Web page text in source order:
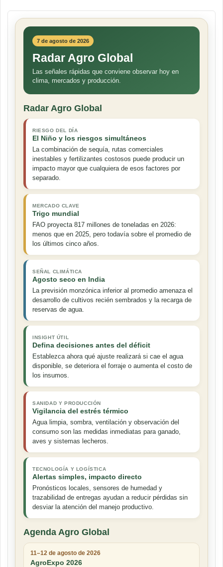
7 de agosto de 2026
Radar Agro Global
Las señales rápidas que conviene observar hoy en
clima, mercados y producción.
Radar Agro Global
RIESGO DEL DÍA
El Niño y los riesgos simultáneos
La combinación de sequía, rutas comerciales
inestables y fertilizantes costosos puede producir un
impacto mayor que cualquiera de esos factores por
separado.
MERCADO CLAVE
Trigo mundial
FAO proyecta 817 millones de toneladas en 2026:
menos que en 2025, pero todavía sobre el promedio de
los últimos cinco años.
SEÑAL CLIMÁTICA
Agosto seco en India
La previsión monzónica inferior al promedio amenaza el
desarrollo de cultivos recién sembrados y la recarga de
reservas de agua.
INSIGHT ÚTIL
Defina decisiones antes del déficit
Establezca ahora qué ajuste realizará si cae el agua
disponible, se deteriora el forraje o aumenta el costo de
los insumos.
SANIDAD Y PRODUCCIÓN
Vigilancia del estrés térmico
Agua limpia, sombra, ventilación y observación del
consumo son las medidas inmediatas para ganado,
aves y sistemas lecheros.
TECNOLOGÍA Y LOGÍSTICA
Alertas simples, impacto directo
Pronósticos locales, sensores de humedad y
trazabilidad de entregas ayudan a reducir pérdidas sin
desviar la atención del manejo productivo.
Agenda Agro Global
11–12 de agosto de 2026
AgroExpo 2026